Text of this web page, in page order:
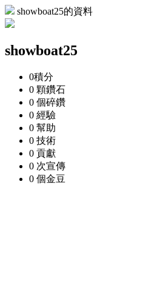
showboat25的資料
showboat25
0積分
0 顆鑽石
0 個碎鑽
0 經驗
0 幫助
0 技術
0 貢獻
0 次宣傳
0 個金豆